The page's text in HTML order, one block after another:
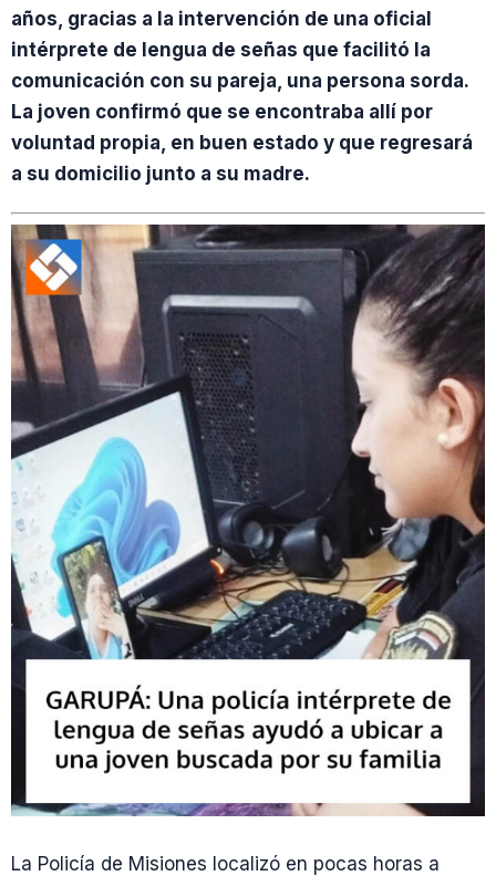
años, gracias a la intervención de una oficial
intérprete de lengua de señas que facilitó la
comunicación con su pareja, una persona sorda.
La joven confirmó que se encontraba allí por
voluntad propia, en buen estado y que regresará
a su domicilio junto a su madre.
La Policía de Misiones localizó en pocas horas a